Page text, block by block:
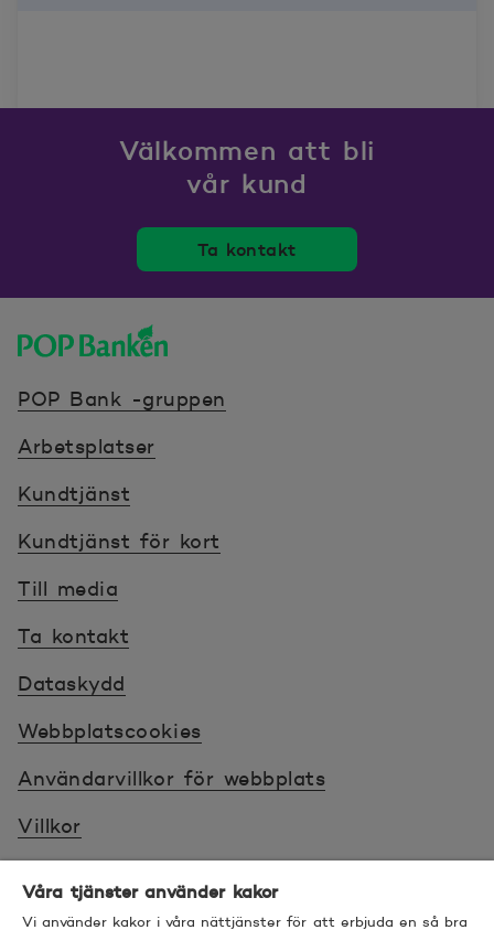
Välkommen att bli
vår kund
Ta kontakt
POP Bank -gruppen
Arbetsplatser
Kundtjänst
Kundtjänst för kort
Till media
Ta kontakt
Dataskydd
Webbplatscookies
Användarvillkor för webbplats
Villkor
Tillgänglighet
Våra tjänster använder kakor
Vi använder kakor i våra nättjänster för att erbjuda en så bra